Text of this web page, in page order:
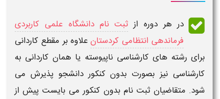
در هر دوره از ثبت نام دانشگاه علمی کاربردی
فرماندهی انتظامی کردستان علاوه بر مقطع کاردانی
برای رشته های کارشناسی ناپیوسته یا همانکاردانی به
کارشناسی نیز بصورت بدون کنکوردانشجو پذیرش می
شود. متقاضیان ثبت نام بدون کنکور می بایست پیش از